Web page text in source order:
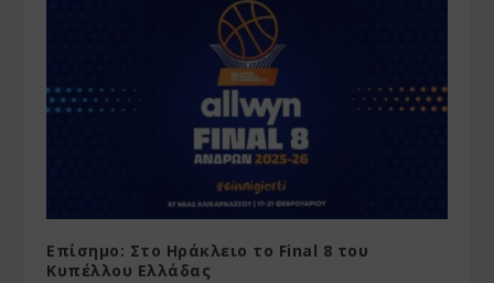
Επίσημο: Στο Ηράκλειο το Final 8 του
Κυπέλλου Ελλάδας